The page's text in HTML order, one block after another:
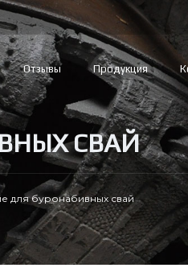
Отзывы Продукция
СВАЙ
для буронабивных свай